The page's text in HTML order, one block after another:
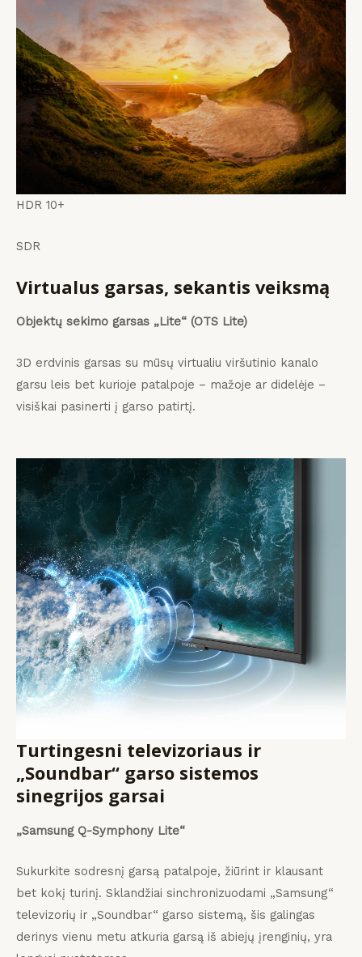
HDR 10+
SDR
Virtualus garsas, sekantis veiksmą
Objektų sekimo garsas „Lite“ (OTS Lite)
3D erdvinis garsas su mūsų virtualiu viršutinio kanalo
garsu leis bet kurioje patalpoje – mažoje ar didelėje –
visiškai pasinerti į garso patirtį.
Turtingesni televizoriaus ir
„Soundbar“ garso sistemos
sinegrijos garsai
„Samsung Q-Symphony Lite“
Sukurkite sodresnį garsą patalpoje, žiūrint ir klausant
bet kokį turinį. Sklandžiai sinchronizuodami „Samsung“
televizorių ir „Soundbar“ garso sistemą, šis galingas
derinys vienu metu atkuria garsą iš abiejų įrenginių, yra